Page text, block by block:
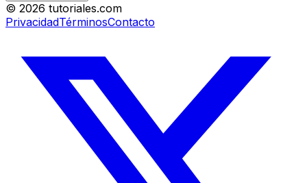
© 2026 tutoriales.com
PrivacidadTérminosContacto